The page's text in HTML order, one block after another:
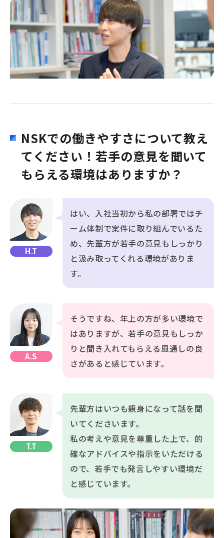
NSKでの働きやすさについて教え
てください！若手の意見を聞いて
もらえる環境はありますか？
H.T
はい、入社当初から私の部署ではチ
ーム体制で案件に取り組んでいるた
め、先輩方が若手の意見もしっかり
と汲み取ってくれる環境がありま
す。
A.S
そうですね、年上の方が多い環境で
はありますが、若手の意見もしっか
りと聞き入れてもらえる風通しの良
さがあると感じています。
T.T
先輩方はいつも親身になって話を聞
いてくださいます。
私の考えや意見を尊重した上で、的
確なアドバイスや指示をいただける
ので、若手でも発言しやすい環境だ
と感じています。